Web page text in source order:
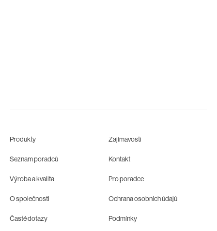
Produkty
Seznam poradců
Výroba a kvalita
O společnosti
Časté dotazy
Zajímavosti
Kontakt
Pro poradce
Ochrana osobních údajů
Podmínky